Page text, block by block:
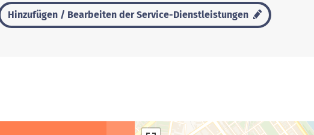
Hinzufügen / Bearbeiten der Service-Dienstleistungen